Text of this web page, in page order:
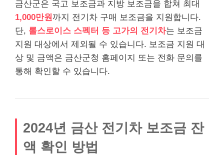
금산군은 국고 보조금과 지방 보조금을 합쳐 최대
1,000만원 까지 전기차 구매 보조금을 지원합니다.
단, 롤스로이스 스펙터 등 고가의 전기차는 보조금
지원 대상에서 제외될 수 있습니다. 보조금 지원 대
상 및 금액은 금산군청 홈페이지 또는 전화 문의를
통해 확인할 수 있습니다.
2024년 금산 전기차 보조금 잔
액 확인 방법